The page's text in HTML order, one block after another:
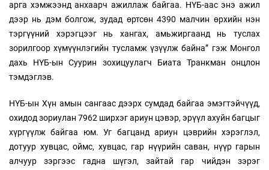
арга хэмжээнд анхаарч ажиллаж байгаа. НҮБ-аас энэ ажил
дээр нь дэм болгож, зудад өртсөн 4390 малчин өрхийн нэн
тэргүүний хэрэгцээг нь хангах, амьжиргаанд нь туслах
зорилгоор хүмүүнлэгийн тусламж үзүүлж байна” гэж Монгол
дахь НҮБ-ын Суурин зохицуулагч Биата Транкман онцлон
тэмдэглэв.
НҮБ-ын Хүн амын сангаас дээрх сумдад байгаа эмэгтэйчүүд,
охидод зориулан 7962 ширхэг ариун цэвэр, эрүүл ахуйн багцыг
хүргүүлж байгаа юм. Уг багцанд ариун цэврийн хэрэглэл,
дотуур хувцас, оймс, хувцас, гар нүүрийн саван, нүүр гарын
алчуур зэргээс гадна шүгэл, зайтай гар чийдэн зэрэг